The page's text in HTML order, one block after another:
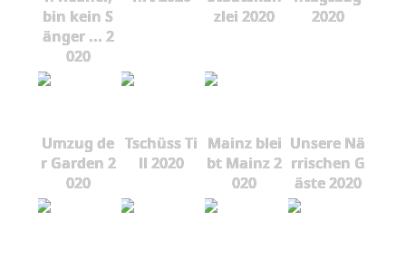
bin kein S
änger ... 2
020
zlei 2020
2020
Umzug de
r Garden 2
020
Tschüss Ti
ll 2020
Mainz blei
bt Mainz 2
020
Unsere Nä
rrischen G
äste 2020